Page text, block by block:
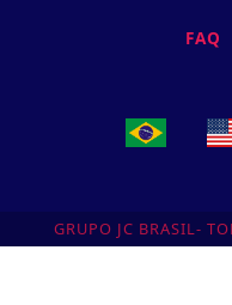
FAQ
GRUPO JC BRASIL-